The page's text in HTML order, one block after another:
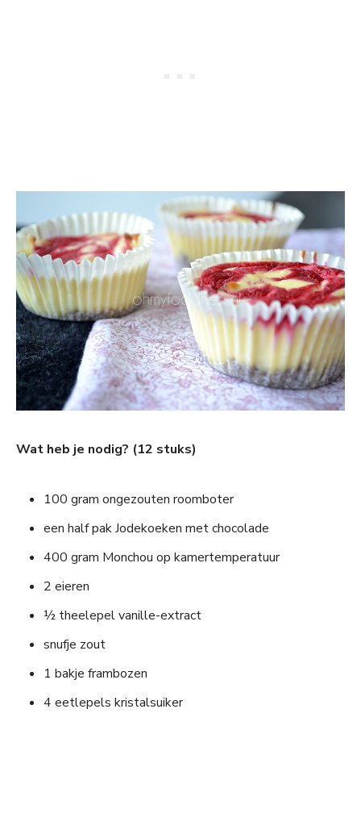
Wat heb je nodig? (12 stuks)
100 gram ongezouten roomboter
een half pak Jodekoeken met chocolade
400 gram Monchou op kamertemperatuur
2 eieren
½ theelepel vanille-extract
snufje zout
1 bakje frambozen
4 eetlepels kristalsuiker